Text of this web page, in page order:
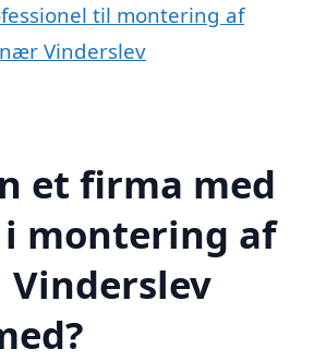
til montering af
Vinderslev
et firma med
i montering af